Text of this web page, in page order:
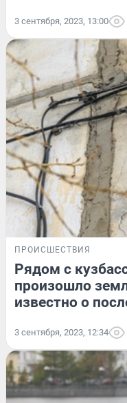
3 сентября, 2023, 13:00
ПРОИСШЕСТВИЯ
Рядом с
произошло
известно о
3 сентября, 2023, 12:34